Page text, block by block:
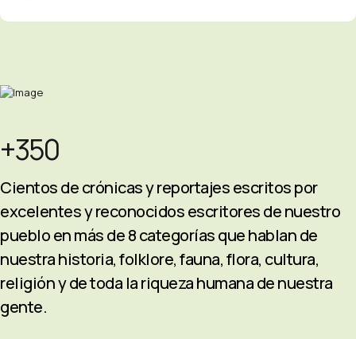
+350
Cientos de crónicas y reportajes escritos por
excelentes y reconocidos escritores de nuestro
pueblo en más de 8 categorías que hablan de
nuestra historia, folklore, fauna, flora, cultura,
religión y de toda la riqueza humana de nuestra
gente.